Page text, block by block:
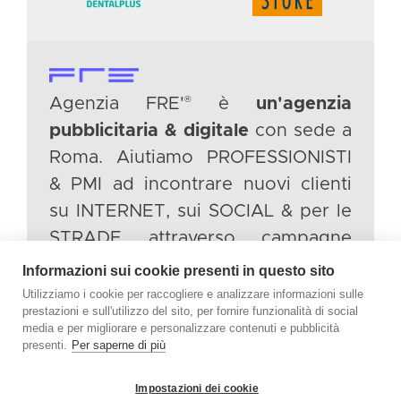
Agenzia FRE'®è un'agenzia
pubblicitaria & digitale con sede a
Roma. Aiutiamo PROFESSIONISTI
& PMI ad incontrare nuovi clienti
su INTERNET, sui SOCIAL & per le
STRADE attraverso campagne
pubblicitarie intelligenti.
TWITTER
FACEBOOK
Informazioni sui cookie presenti in questo sito
Utilizziamo i cookie per raccogliere e analizzare informazioni sulle
prestazioni e sull'utilizzo del sito, per fornire funzionalità di social
media e per migliorare e personalizzare contenuti e pubblicità
presenti. Per saperne di più
Impostazioni dei cookie